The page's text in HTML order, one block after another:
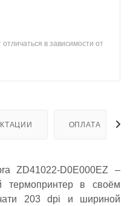
отличаться в зависимости от
ОПЛАТА
ZD41022-D0E000EZ –
термопринтер в своём
203 dpi и шириной